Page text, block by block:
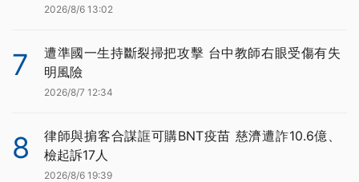
2026/8/6 13:02
7
遭準國一生持斷裂掃把攻擊 台中教師右眼受傷有失
明風險
2026/8/7 12:34
8
律師與掮客合謀誆可購BNT疫苗 慈濟遭詐10.6億、
檢起訴17人
2026/8/6 19:39